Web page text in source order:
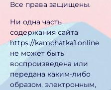
Все права защищены.
Ни одна часть
содержания сайта
https://kamchatka1.online
не может быть
воспроизведена или
передана каким-либо
образом, электронным,